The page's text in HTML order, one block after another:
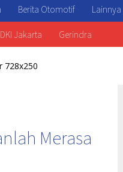
Berita Otomotif Lainnya
DKI Jakarta Gerindra
Merasa